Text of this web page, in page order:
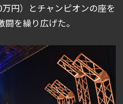
円）とチャンピオンの座を
を繰り広げた。